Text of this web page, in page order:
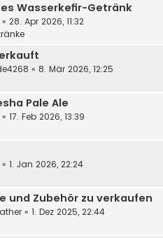
Wasserkefir-Getränk
« 28. Apr 2026, 11:32
« 8. Mär 2026, 12:25
Pale Ale
« 17. Feb 2026, 13:39
« 1. Jan 2026, 22:24
und Zubehör zu verkaufen
« 1. Dez 2025, 22:44